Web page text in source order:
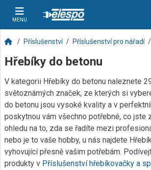
MENU
Příslušenství Příslušenství pro nářadí
Hřebíky do betonu
V kategorii Hřebíky do betonu naleznete
světoznámých značek, ze kterých si
do betonu jsou vysoké kvality a v
poskytnou vám všechno potřebné, co jste
ohledu na to, zda se řadíte mezi
nebo je to vaše hobby, u nás najdete
vyhovující přesně vašim potřebám.
produkty v Příslušenství hřebíkovačky a